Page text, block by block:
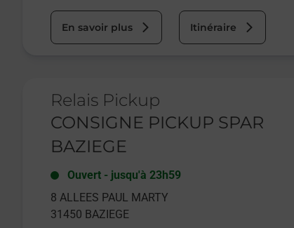
En savoir plus Itinéraire
Relais Pickup
CONSIGNE PICKUP SPAR
BAZIEGE
Ouvert - jusqu'à 23h59
8 ALLEES PAUL MARTY
31450 BAZIEGE